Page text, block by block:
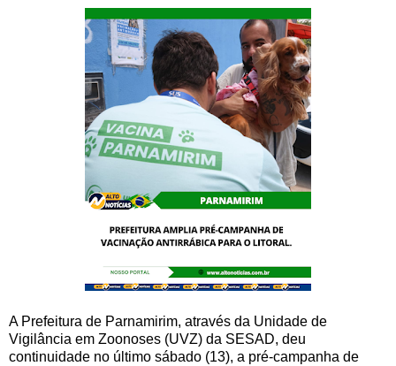
A Prefeitura de Parnamirim, através da Unidade de
Vigilância em Zoonoses (UVZ) da SESAD, deu
continuidade no último sábado (13), a pré-campanha de